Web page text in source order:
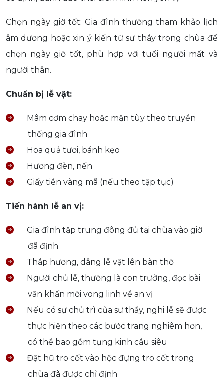
Chọn ngày giờ tốt: Gia đình thường tham khảo lịch
âm dương hoặc xin ý kiến từ sư thầy trong chùa để
chọn ngày giờ tốt, phù hợp với tuổi người mất và
người thân.
Chuẩn bị lễ vật:
Mâm cơm chay hoặc mặn tùy theo truyền
thống gia đình
Hoa quả tươi, bánh kẹo
Hương đèn, nến
Giấy tiền vàng mã (nếu theo tập tục)
Tiến hành lễ an vị:
Gia đình tập trung đông đủ tại chùa vào giờ
đã định
Thắp hương, dâng lễ vật lên bàn thờ
Người chủ lễ, thường là con trưởng, đọc bài
văn khấn mời vong linh về an vị
Nếu có sự chủ trì của sư thầy, nghi lễ sẽ được
thực hiện theo các bước trang nghiêm hơn,
có thể bao gồm tụng kinh cầu siêu
Đặt hũ tro cốt vào hộc đựng tro cốt trong
chùa đã được chỉ định